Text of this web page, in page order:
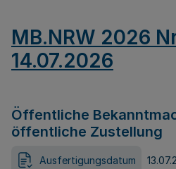
MB.NRW 2026
14.07.2026
Öffentliche
öffentliche Zustellung
Ausfertigungsdatum